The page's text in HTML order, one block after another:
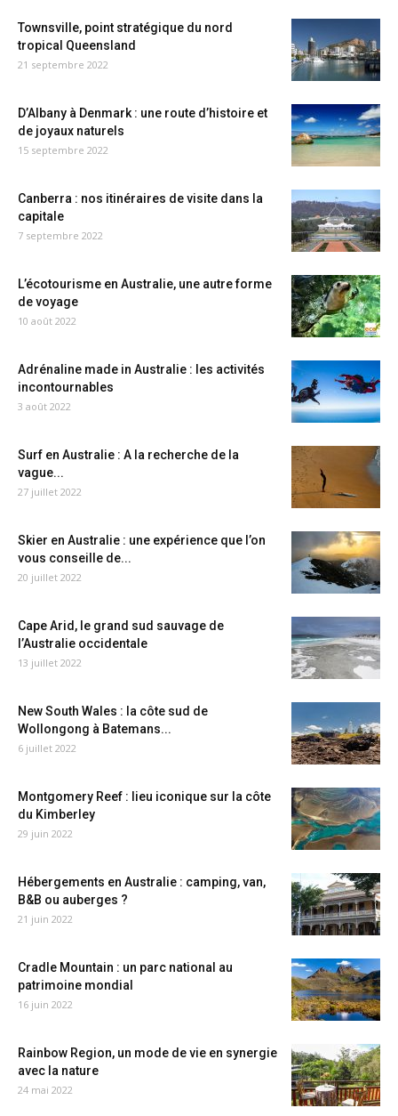
Townsville, point stratégique du nord
tropical Queensland
21 septembre 2022
D’Albany à Denmark : une route d’histoire et
de joyaux naturels
15 septembre 2022
Canberra : nos itinéraires de visite dans la
capitale
7 septembre 2022
L’écotourisme en Australie, une autre forme
de voyage
10 août 2022
Adrénaline made in Australie : les activités
incontournables
3 août 2022
Surf en Australie : A la recherche de la
vague...
27 juillet 2022
Skier en Australie : une expérience que l’on
vous conseille de...
20 juillet 2022
Cape Arid, le grand sud sauvage de
l’Australie occidentale
13 juillet 2022
New South Wales : la côte sud de
Wollongong à Batemans...
6 juillet 2022
Montgomery Reef : lieu iconique sur la côte
du Kimberley
29 juin 2022
Hébergements en Australie : camping, van,
B&B ou auberges ?
21 juin 2022
Cradle Mountain : un parc national au
patrimoine mondial
16 juin 2022
Rainbow Region, un mode de vie en synergie
avec la nature
24 mai 2022